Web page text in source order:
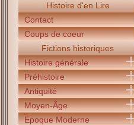
Histoire d'en Lire
Contact
Coups de coeur
Fictions historiques
Histoire générale
Préhistoire
Antiquité
Moyen-Âge
Epoque Moderne